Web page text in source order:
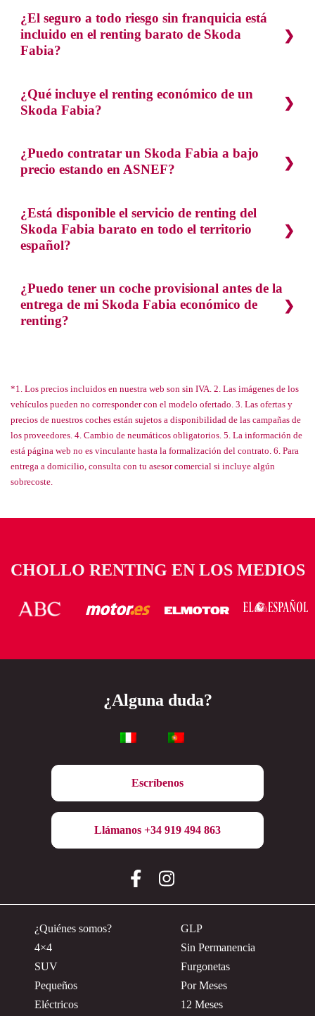
¿El seguro a todo riesgo sin franquicia está
incluido en el renting barato de Skoda
Fabia?
¿Qué incluye el renting económico de un
Skoda Fabia?
¿Puedo contratar un Skoda Fabia a bajo
precio estando en ASNEF?
¿Está disponible el servicio de renting del
Skoda Fabia barato en todo el territorio
español?
¿Puedo tener un coche provisional antes de la
entrega de mi Skoda Fabia económico de
renting?
*1. Los precios incluidos en nuestra web son sin IVA. 2. Las imágenes de los
vehículos pueden no corresponder con el modelo ofertado. 3. Las ofertas y
precios de nuestros coches están sujetos a disponibilidad de las campañas de
los proveedores. 4. Cambio de neumáticos obligatorios. 5. La información de
está página web no es vinculante hasta la formalización del contrato. 6. Para
entrega a domicilio, consulta con tu asesor comercial si incluye algún
sobrecoste.
CHOLLO RENTING EN LOS MEDIOS
¿Alguna duda?
Escríbenos
Llámanos +34 919 494 863
¿Quiénes somos?
4×4
SUV
Pequeños
Eléctricos
GLP
Sin Permanencia
Furgonetas
Por Meses
12 Meses